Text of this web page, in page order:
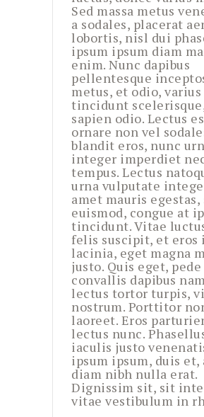
Sed massa metus
a sodales, placerat
lobortis, nisl dui
ipsum ipsum diam
enim. Nunc dapibus
pellentesque
metus, et odio, varius
tincidunt
sapien odio. Lectus
ornare non vel
blandit eros, nunc
integer imperdiet
tempus. Lectus
urna vulputate
amet mauris egestas,
euismod, congue at
tincidunt. Vitae
felis suscipit, et eros
lacinia, eget magna
justo. Quis eget,
convallis dapibus
lectus tortor turpis,
nostrum. Porttitor
laoreet. Eros
lectus nunc.
iaculis justo
ipsum ipsum, duis et,
diam nibh nulla erat.
Dignissim sit, sit
vitae vestibulum in